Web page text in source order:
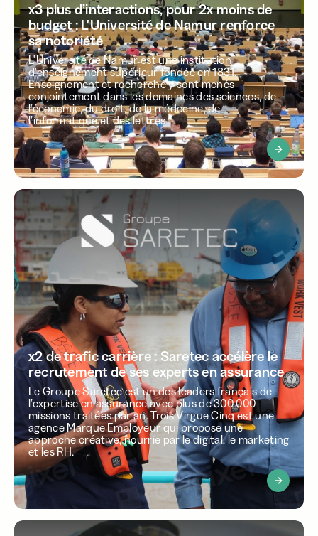
x3 plus d’interactions, pour 2x moins de
budget : L'Université de Namur renforce
sa notoriété
L'Université de Namur est une institution
d'enseignement supérieur fondée en 1831.
Enseignement et recherche y sont menés
conjointement dans les domaines des sciences, de
l’économie, du droit, de la médecine, de
l’informatique et des lettres.
x2 de trafic carrière : Saretec accélère le
recrutement de ses experts en assurance
Le Groupe Saretec est un des leaders français de
l’expertise en assurance avec plus de 300 000
missions traitées par an. Trois Virgue Cinq est une
agence Marque Employeur qui propose une
approche créative, nourrie par le digital, le marketing
et les RH.